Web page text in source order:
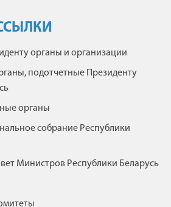
органы и организации
подотчетные Президенту
органы
собрание Республики
Министров Республики Беларусь